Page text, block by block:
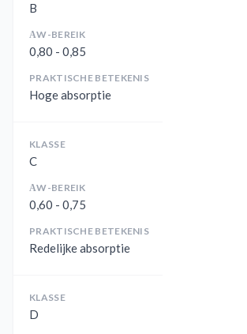
B
ΑW-BEREIK
0,80 - 0,85
PRAKTISCHE BETEKENIS
Hoge absorptie
KLASSE
C
ΑW-BEREIK
0,60 - 0,75
PRAKTISCHE BETEKENIS
Redelijke absorptie
KLASSE
D